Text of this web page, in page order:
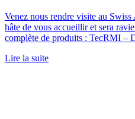
Venez nous rendre visite au
hâte de vous accueillir et sera
complète de produits : TecRMI –
Lire la suite